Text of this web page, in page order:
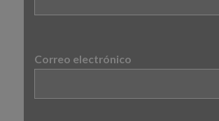
Correo electrónico